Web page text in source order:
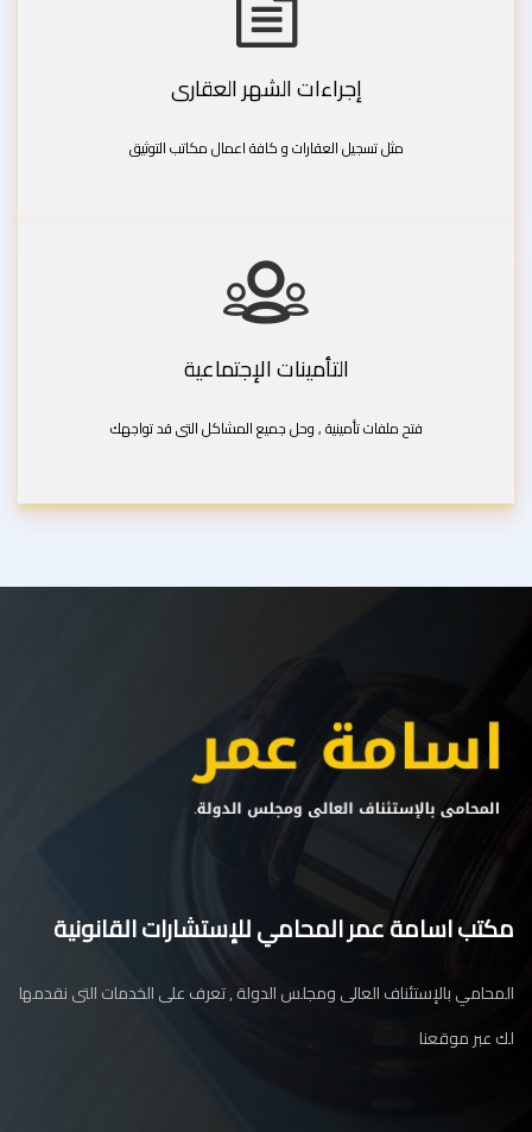
إجراءات الشهر العقارى
مثل تسجيل العقارات و كافة اعمال مكاتب التوثيق
التأمينات الإجتماعية
فتح ملفات تأمينية , وحل جميع المشاكل التى قد تواجهك
مكتب اسامة عمر المحامي للإستشارات القانونية
المحامي بالإستئناف العالى ومجلس الدولة , تعرف على الخدمات التى نقدمها
لك عبر موقعنا